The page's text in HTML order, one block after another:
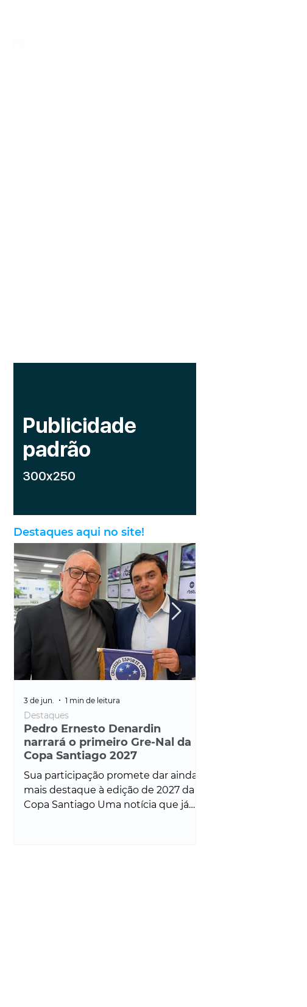
Destaques aqui no site!
Pedro Ernesto Denardin
narrará o primeiro Gre-Nal da
Copa Santiago 2027
Sua participação promete dar ainda
mais destaque à edição de 2027 da
Copa Santiago Uma notícia que já
Destaques
3 de jun. 1 min de leitura